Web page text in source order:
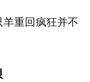
重回疯狂并不